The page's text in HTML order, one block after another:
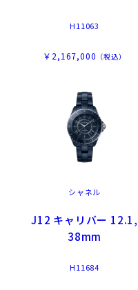
H11063
￥2,167,000 （税込）
シャネル
J12 キャリバー 12.1,
38mm
H11684